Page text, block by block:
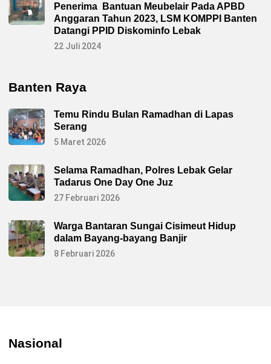
Penerima Bantuan Meubelair Pada APBD
Anggaran Tahun 2023, LSM KOMPPI Banten
Datangi PPID Diskominfo Lebak
22 Juli 2024
Banten Raya
Temu Rindu Bulan Ramadhan di Lapas
Serang
5 Maret 2026
Selama Ramadhan, Polres Lebak Gelar
Tadarus One Day One Juz
27 Februari 2026
Warga Bantaran Sungai Cisimeut Hidup
dalam Bayang-bayang Banjir
8 Februari 2026
Nasional